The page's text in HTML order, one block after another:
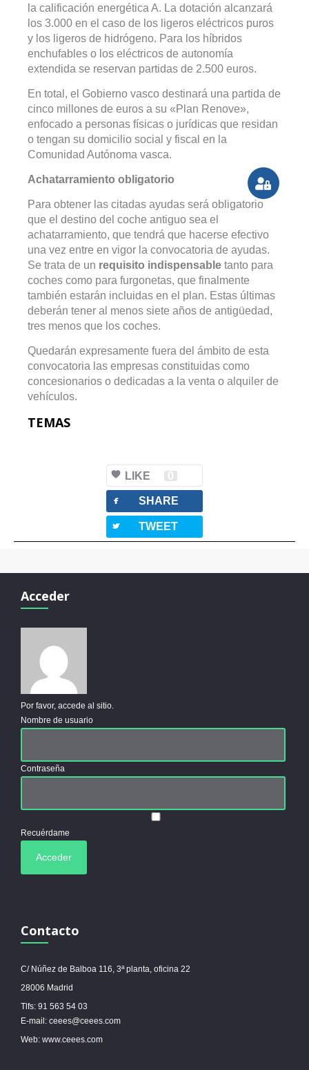
la calificación energética A. La dotación alcanzará
los 3.000 en el caso de los ligeros eléctricos puros
y los ligeros de hidrógeno. Para los híbridos
enchufables o los eléctricos de autonomía
extendida se reservan partidas de 2.500 euros.
En total, el Gobierno vasco destinará una partida de
cinco millones de euros a su «Plan Renove»,
enfocado a personas físicas o jurídicas que residan
o tengan su domicilio social y fiscal en la
Comunidad Autónoma vasca.
Achatarramiento obligatorio
Para obtener las citadas ayudas será obligatorio
que el destino del coche antiguo sea el
achatarramiento, que tendrá que hacerse efectivo
una vez entre en vigor la convocatoria de ayudas.
Se trata de un requisito indispensable tanto para
coches como para furgonetas, que finalmente
también estarán incluidas en el plan. Estas últimas
deberán tener al menos siete años de antigüedad,
tres menos que los coches.
Quedarán expresamente fuera del ámbito de esta
convocatoria las empresas constituidas como
concesionarios o dedicadas a la venta o alquiler de
vehículos.
TEMAS
LIKE 0
facebook SHARE
twitterbird TWEET
Acceder
Por favor, accede al sitio.
Nombre de usuario
Contraseña
Recuérdame
Contacto
C/ Núñez de Balboa 116, 3ª planta, oficina 22
28006 Madrid
Tlfs: 91 563 54 03
E-mail: ceees@ceees.com
Web: www.ceees.com